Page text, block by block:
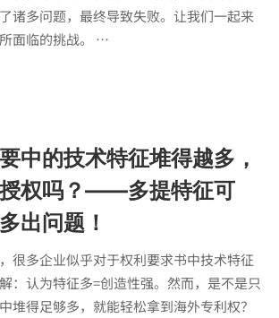
诸多问题，最终导致失败。让我们一起来
面临的挑战。 …
中的技术特征堆得越多，
权吗？——多提特征可
出问题！
很多企业似乎对于权利要求书中技术特征
：认为特征多=创造性强。然而，是不是只
堆得足够多，就能轻松拿到海外专利权？